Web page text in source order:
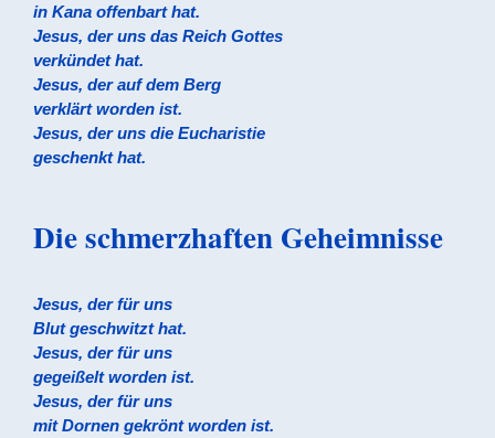
in Kana offenbart hat.
Jesus, der uns das Reich Gottes
verkündet hat.
Jesus, der auf dem Berg
verklärt worden ist.
Jesus, der uns die Eucharistie
geschenkt hat.
Die schmerzhaften Geheimnisse
Jesus, der für uns
Blut geschwitzt hat.
Jesus, der für uns
gegeißelt worden ist.
Jesus, der für uns
mit Dornen gekrönt worden ist.